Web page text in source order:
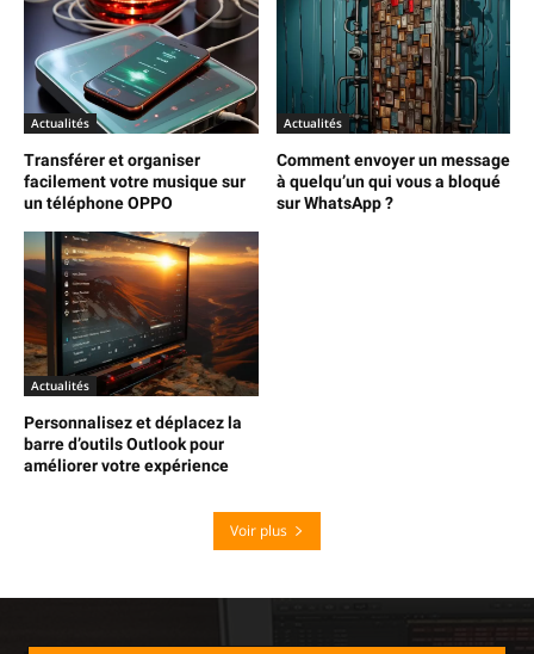
Actualités
Transférer et organiser
facilement votre musique sur
un téléphone OPPO
Actualités
Comment envoyer un message
à quelqu’un qui vous a bloqué
sur WhatsApp ?
Actualités
Personnalisez et déplacez la
barre d’outils Outlook pour
améliorer votre expérience
Voir plus